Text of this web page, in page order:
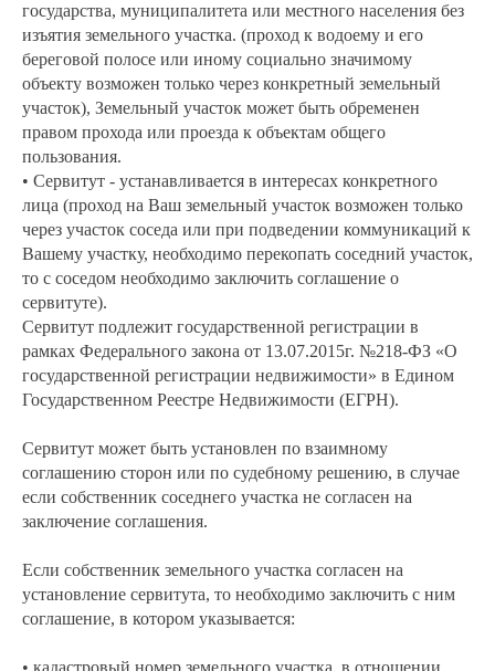
государства, муниципалитета или местного населения без
изъятия земельного участка. (проход к водоему и его
береговой полосе или иному социально значимому
объекту возможен только через конкретный земельный
участок), Земельный участок может быть обременен
правом прохода или проезда к объектам общего
пользования.
• Сервитут - устанавливается в интересах конкретного
лица (проход на Ваш земельный участок возможен только
через участок соседа или при подведении коммуникаций к
Вашему участку, необходимо перекопать соседний участок,
то с соседом необходимо заключить соглашение о
сервитуте).
Сервитут подлежит государственной регистрации в
рамках Федерального закона от 13.07.2015г. №218-ФЗ «О
государственной регистрации недвижимости» в Едином
Государственном Реестре Недвижимости (ЕГРН).
Сервитут может быть установлен по взаимному
соглашению сторон или по судебному решению, в случае
если собственник соседнего участка не согласен на
заключение соглашения.
Если собственник земельного участка согласен на
установление сервитута, то необходимо заключить с ним
соглашение, в котором указывается:
• кадастровый номер земельного участка, в отношении